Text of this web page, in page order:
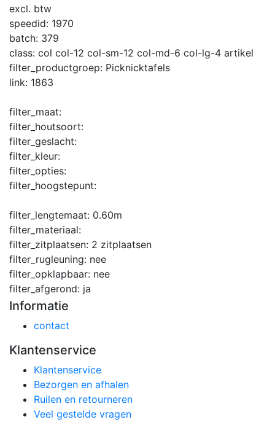
excl. btw
speedid: 1970
batch: 379
class: col col-12 col-sm-12 col-md-6 col-lg-4 artikel
filter_productgroep: Picknicktafels
link: 1863
filter_maat:
filter_houtsoort:
filter_geslacht:
filter_kleur:
filter_opties:
filter_hoogstepunt:
filter_lengtemaat: 0.60m
filter_materiaal:
filter_zitplaatsen: 2 zitplaatsen
filter_rugleuning: nee
filter_opklapbaar: nee
filter_afgerond: ja
Informatie
contact
Klantenservice
Klantenservice
Bezorgen en afhalen
Ruilen en retourneren
Veel gestelde vragen